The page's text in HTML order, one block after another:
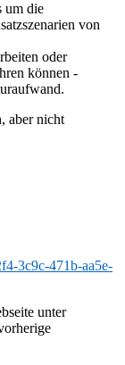
um die
von
oder
können -
aber nicht
3c9c-471b-aa5e-
unter